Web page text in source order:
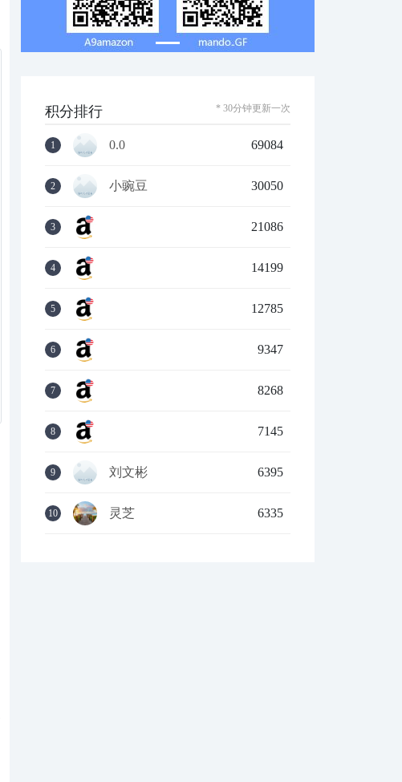
积分排行 * 30分钟更新一次
1 0.0 69084
2 小豌豆 30050
3 21086
4 14199
5 12785
6 9347
7 8268
8 7145
9 刘文彬 6395
10 灵芝 6335